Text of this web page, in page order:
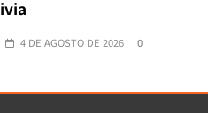
4 DE AGOSTO DE 2026 0